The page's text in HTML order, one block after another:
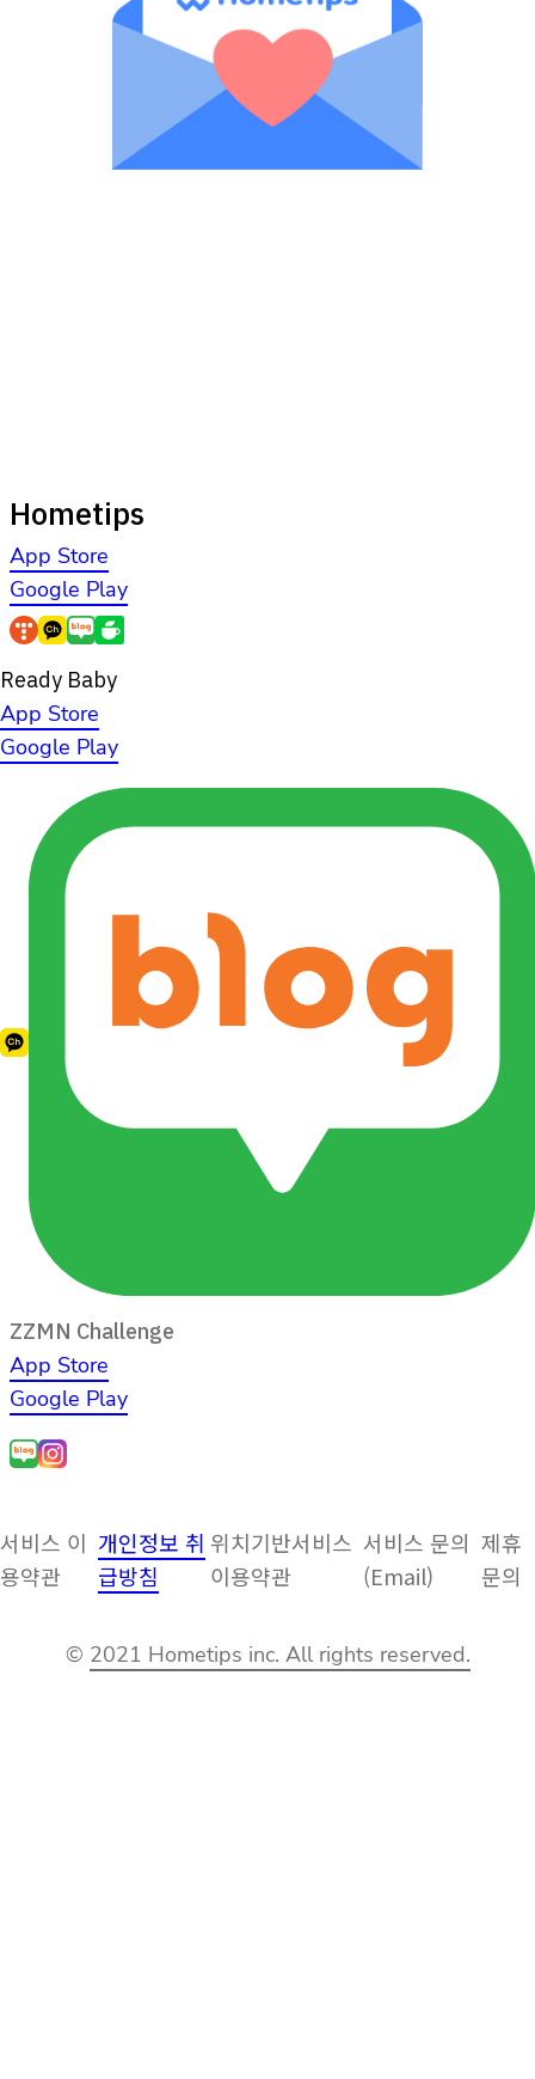
Hometips
App Store
Google Play
Ready Baby
App Store
Google Play
ZZMN Challenge
App Store
Google Play
서비스 이
용약관
개인정보 취
급방침
위치기반서비스
이용약관
서비스 문의
(Email)
제휴
문의
© 2021 Hometips inc. All rights reserved.